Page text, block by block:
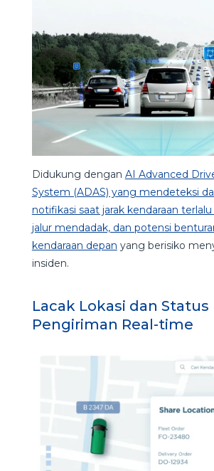
Didukung dengan AI Advanced
System (ADAS) yang mendeteksi
notifikasi saat jarak kendaraan
jalur mendadak, dan potensi
kendaraan depan yang berisiko
insiden.
Lacak Lokasi dan Status
Pengiriman Real-time